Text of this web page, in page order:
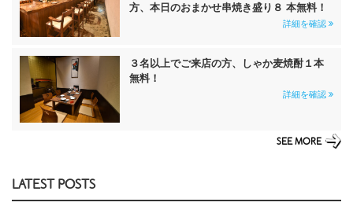
方、本日のおまかせ串焼き盛り８ 本無料！
詳細を確認
３名以上でご来店の方、しゃか麦焼酎１本
無料！
詳細を確認
SEE MORE
LATEST POSTS